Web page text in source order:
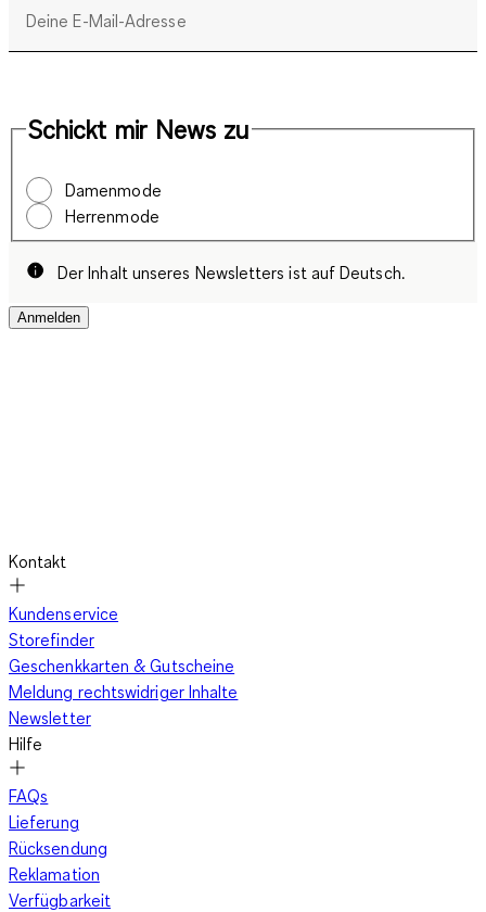
Deine E-Mail-Adresse
Schickt mir News zu
Damenmode
Herrenmode
Der Inhalt unseres Newsletters ist auf Deutsch.
Anmelden
Kontakt
Kundenservice
Storefinder
Geschenkkarten & Gutscheine
Meldung rechtswidriger Inhalte
Newsletter
Hilfe
FAQs
Lieferung
Rücksendung
Reklamation
Verfügbarkeit